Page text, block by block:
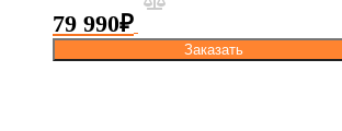
79 990₽
Заказать